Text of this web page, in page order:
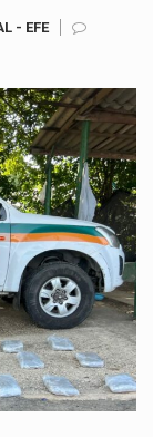
- EFE